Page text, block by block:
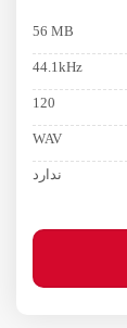
56 MB
44.1kHz
120
WAV
ندارد